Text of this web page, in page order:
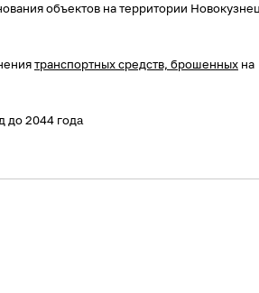
объектов на территории
транспортных средств, брошенных на
до 2044 года